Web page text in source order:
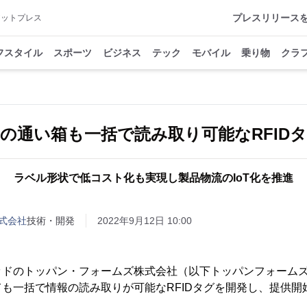
トプレス プレスリリース
スタイル スポーツ ビジネス テック モバイル 乗り物 クラ
通い箱も一括で読み取り可能なRFID
ラベル形状で低コスト化も実現し製品物流のIoT化を推進
会社技術・開発 2022年9月12日 10:00
トッパン・フォームズ株式会社（以下トッパンフォーム
一括で情報の読み取りが可能なRFIDタグを開発し、提供開